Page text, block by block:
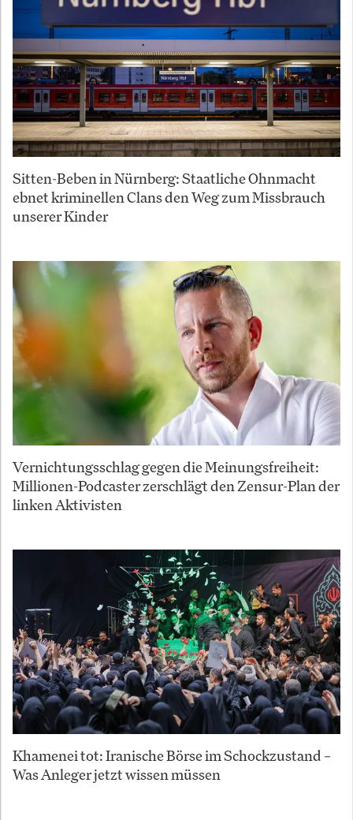
Sitten-Beben in Nürnberg: Staatliche Ohnmacht
ebnet kriminellen Clans den Weg zum Missbrauch
unserer Kinder
Vernichtungsschlag gegen die Meinungsfreiheit:
Millionen-Podcaster zerschlägt den Zensur-Plan der
linken Aktivisten
Khamenei tot: Iranische Börse im Schockzustand –
Was Anleger jetzt wissen müssen